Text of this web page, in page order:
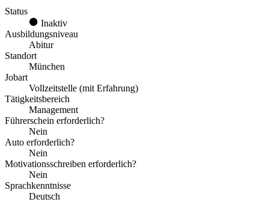
Status
Inaktiv
Ausbildungsniveau
Abitur
Standort
München
Jobart
Vollzeitstelle (mit Erfahrung)
Tätigkeitsbereich
Management
Führerschein erforderlich?
Nein
Auto erforderlich?
Nein
Motivationsschreiben erforderlich?
Nein
Sprachkenntnisse
Deutsch